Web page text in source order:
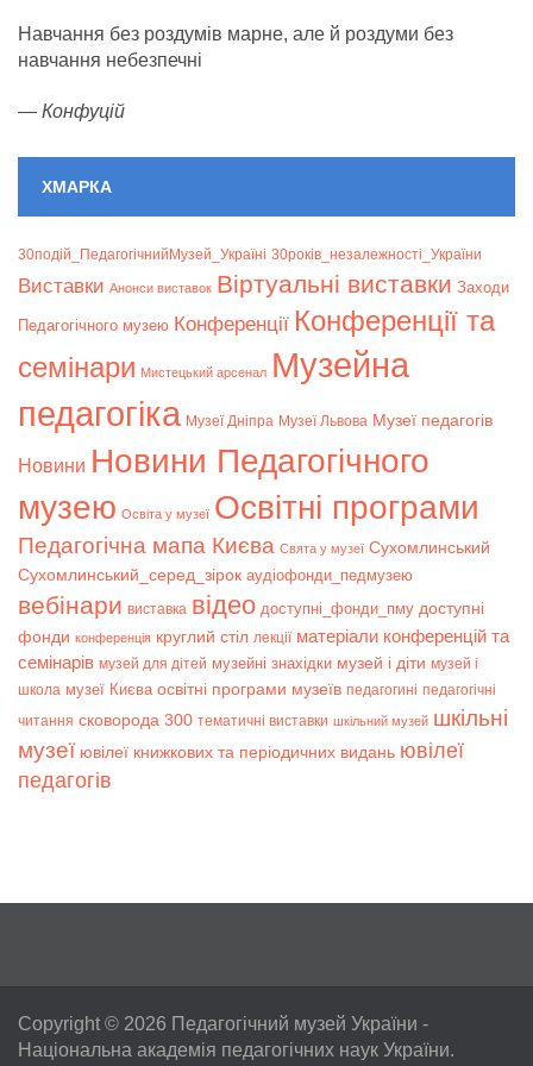
Навчання без роздумів марне, але й роздуми без
навчання небезпечні
— Конфуцій
ХМАРКА
30подій_ПедагогічнийМузей_Україні 30років_незалежності_України
Bиставки Анонси виставок Віртуальні виставки Заходи
Педагогічного музею Конференції Конференції та
семінари Мистецький арсенал Музейна
педагогіка Музеї Дніпра Музеї Львова Музеї педагогів
Новини Новини Педагогічного
музею Освіта у музеї Освітні програми
Педагогічна мапа Києва Свята у музеї Сухомлинський
Сухомлинський_серед_зірок аудіофонди_педмузею
вебінари виставка відео доступні_фонди_пму доступні
фонди конференція круглий стіл лекції матеріали конференцій та
семінарів музей для дітей музейні знахідки музей і діти музей і
школа музеї Києва освітні програми музеїв педагогині педагогічні
читання сковорода 300 тематичні виставки шкільний музей шкільні
музеї ювілеї книжкових та періодичних видань ювілеї
педагогів
Copyright © 2026 Педагогічний музей України -
Національна академія педагогічних наук України.